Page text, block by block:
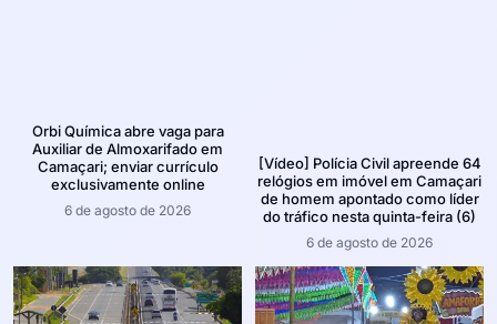
Orbi Química abre vaga para
Auxiliar de Almoxarifado em
Camaçari; enviar currículo
exclusivamente online
6 de agosto de 2026
[Vídeo] Polícia Civil apreende 64
relógios em imóvel em Camaçari
de homem apontado como líder
do tráfico nesta quinta-feira (6)
6 de agosto de 2026